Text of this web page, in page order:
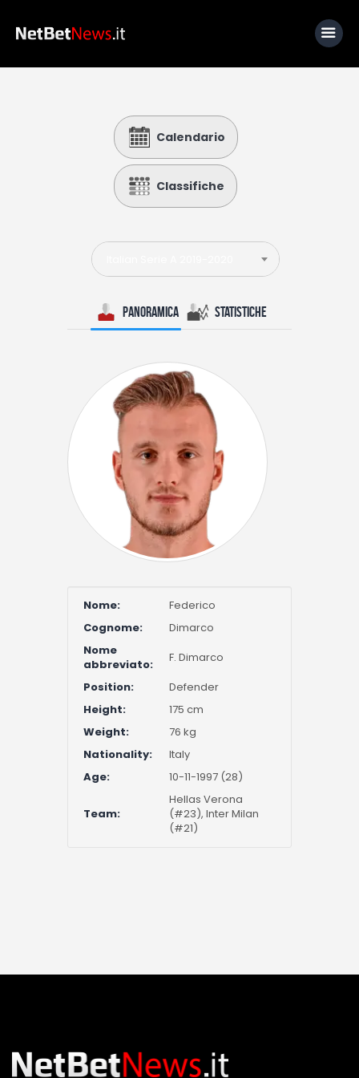
Calcio
Basket
Tennis
Lo Sapevi Che
I consigli di Giulia
Calendario
Classifiche
Panoramica Statistiche
Nome:
Federico
Cognome:
Dimarco
Nome
abbreviato:
F. Dimarco
Position:
Defender
Height:
175 cm
Weight:
76 kg
Nationality:
Italy
Age:
10-11-1997 (28)
Team:
Hellas Verona
(#23), Inter Milan
(#21)